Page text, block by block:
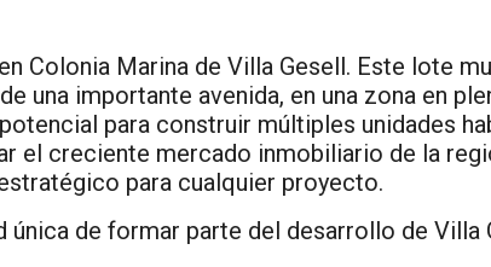
Colonia Marina de Villa Gesell. Este lote
una importante avenida, en una zona en
para construir múltiples unidades
el creciente mercado inmobiliario de la
para cualquier proyecto.
única de formar parte del desarrollo de Villa